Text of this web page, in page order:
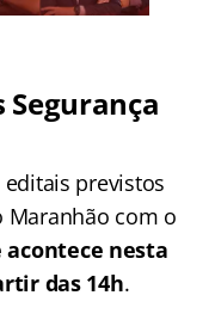
Segurança
previstos
Maranhão com o
acontece nesta
das 14h.